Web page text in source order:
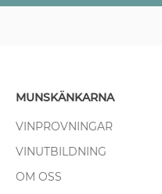
MUNSKÄNKARNA
VINPROVNINGAR
VINUTBILDNING
OM OSS